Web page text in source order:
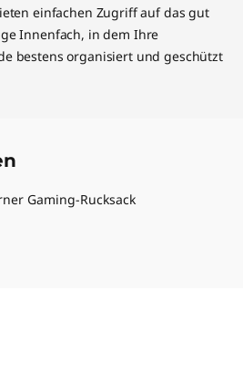
einfachen Zugriff auf das gut
Innenfach, in dem Ihre
bestens organisiert und geschützt
Gaming-Rucksack